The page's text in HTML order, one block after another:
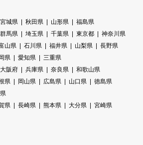
宮城県 秋田県 山形県
福島県
群馬県 埼玉県 千葉県 東京都
神奈川県
山県 石川県 福井県 山梨県
長野県
県 愛知県
三重県
大阪府 兵庫県 奈良県
和歌山県
県 岡山県 広島県 山口県
徳島県
県 長崎県 熊本県 大分県
宮崎県